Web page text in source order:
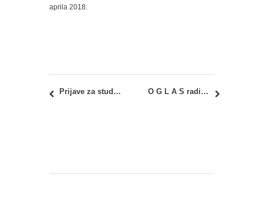
aprila 2018.
Prijave za studentski startap kamp ParkUP! 2024 otvorene za studente iz cele Srbije – Zakorači u jedinstvenu preduzetničku avanturu O G L A S radi davanja u zakup nepokretnosti u javnoj svojini putem prikupljanja pismenih ponuda – Prostor ukupne površine 100 m2, sa namenom maketarnice